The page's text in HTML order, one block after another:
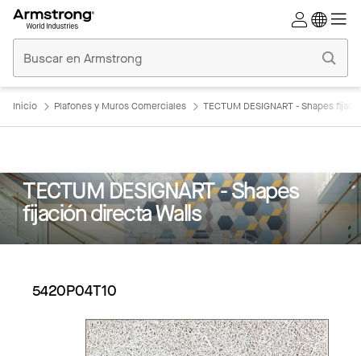
Comerciales
Inicio
Inicio Plafones y Muros Comerciales TECTUM DESIGNART - Shapes
TECTUM DESIGNART - Shapes
fijación directa Walls
5420P04T10